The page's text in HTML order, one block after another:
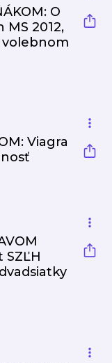
O
2012,
volebnom
Viagra
SZĽH